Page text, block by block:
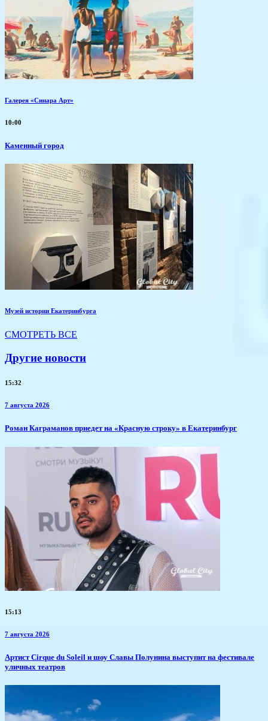
Галерея «Синара Арт»
10:00
Каменный город
Музей истории Екатеринбурга
СМОТРЕТЬ ВСЕ
Другие новости
15:32
7 августа 2026
​Роман Каграманов приедет на «Красную строку» в Екатеринбург
15:13
7 августа 2026
Артист Cirque du Soleil и шоу Славы Полунина выступит на фестивале
уличных театров